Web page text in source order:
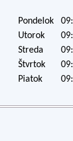
Pondelok
Utorok
Streda
Štvrtok
Piatok